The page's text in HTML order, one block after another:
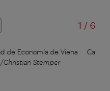
1 /de
6
de Economía de Viena
Christian Stemper